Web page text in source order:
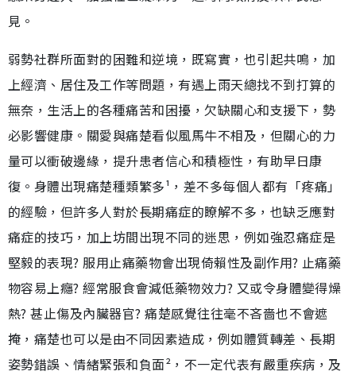
見。
弱勢社群所面對的困難和逆境，既寫實，也引起共鳴，加
上經濟、居住及工作等問題，有遇上雨天總找不到打算的
無奈，生活上的各種痛苦和困擾，欠缺關心和支援下，勢
必影響健康。關愛與痛楚看似風馬牛不相及，但關心的力
量可以衝破邊緣，提升患者信心和積極性，有助早日康
復。身體出現痛楚種類繁多¹，差不多每個人都有「疼痛」
的經驗，但許多人對於長期痛症的瞭解不多，也缺乏應對
痛症的技巧，加上坊間出現不同的迷思，例如強忍痛症是
堅毅的表現? 服用止痛藥物會出現倚賴性及副作用? 止痛藥
物容易上癮? 經常服食會減低藥物效力? 又或令身體變得燥
熱? 甚止傷及內臟器官? 痛楚感覺往往毫不吝嗇也不會遮
掩，痛楚也可以是由不同因素造成，例如體質轉差、長期
姿勢錯誤、情緒緊張和負面²，不一定代表有嚴重疾病，及